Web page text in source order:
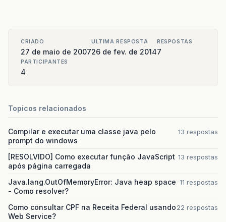
CRIADO
27 de maio de 2007
ULTIMA RESPOSTA
26 de fev. de 2014
RESPOSTAS
7
PARTICIPANTES
4
Topicos relacionados
Compilar e executar uma classe java pelo
prompt do windows
13 respostas
[RESOLVIDO] Como executar função JavaScript
após página carregada
13 respostas
Java.lang.OutOfMemoryError: Java heap space
- Como resolver?
11 respostas
Como consultar CPF na Receita Federal usando
Web Service?
22 respostas